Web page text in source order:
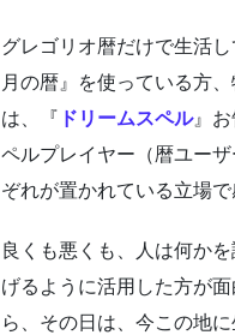
グレゴリオ暦だけで生活
月の暦』を使っている方
は、『 ドリームスペル』
ペルプレイヤー（暦ユー
ぞれが置かれている立場で
良くも悪くも、人は何か
げるように活用した方が
ら、その日は、今この地